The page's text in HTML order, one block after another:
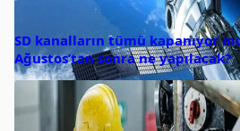
SD kanalların tümü kapanıyor
Ağustos’tan sonra ne yapılacak?